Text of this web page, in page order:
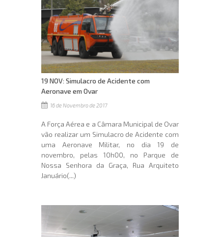
19 NOV: Simulacro de Acidente com
Aeronave em Ovar
16 de Novembro de 2017
A Força Aérea e a Câmara Municipal de Ovar
vão realizar um Simulacro de Acidente com
uma Aeronave Militar, no dia 19 de
novembro, pelas 10h00, no Parque de
Nossa Senhora da Graça, Rua Arquiteto
Januário(...)